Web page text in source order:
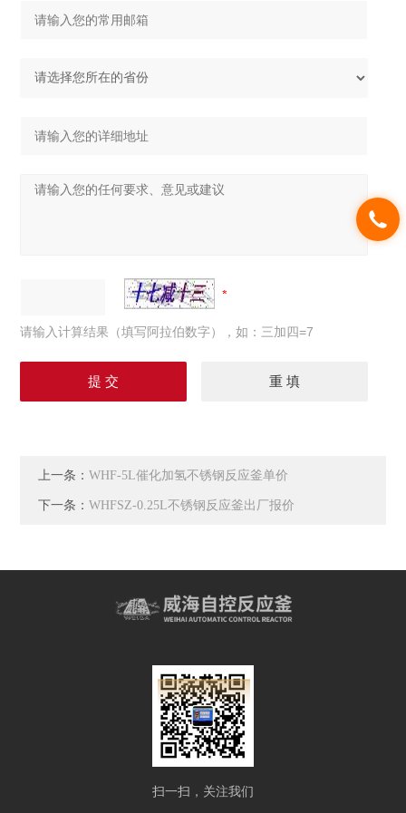
请输入计算结果（填写阿拉伯数字），如：三加四=7
上一条：WHF-5L催化加氢不锈钢反应釜单价
下一条：WHFSZ-0.25L不锈钢反应釜出厂报价
扫一扫，关注我们